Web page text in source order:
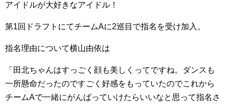
アイドルが大好きなアイドル！
第1回ドラフトにてチームAに2巡目で指名を受け加入。
指名理由について横山由依は
「田北ちゃんはすっごく顔も美しくってですね。ダンスも
一所懸命だったのですごく好感をもっていたのでこれから
チームAで一緒にがんばっていけたらいいなと思って指名さ